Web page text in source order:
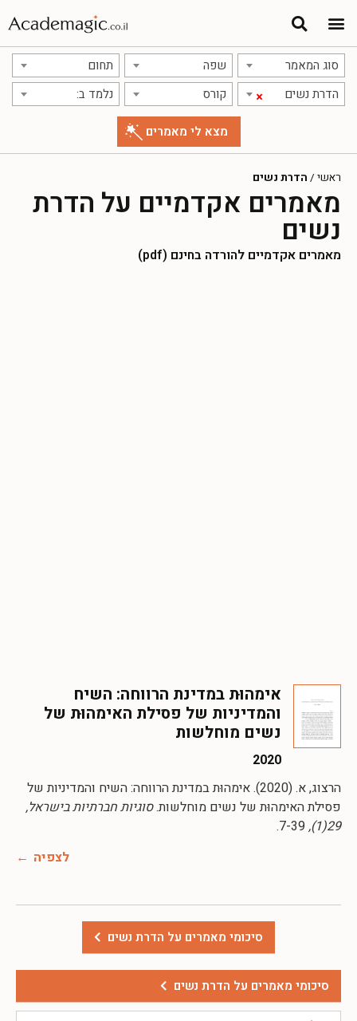
סוג המאמר שפה תחום
× הדרת נשים קורס נלמד ב:
סיכומי מאמרים על הדרת נשים
ראשי / הדרת נשים
מאמרים אקדמיים על הדרת
נשים
מאמרים אקדמיים להורדה בחינם (pdf)
אימהוּת במדינת הרווחה: השיח
והמדיניות של פסילת האימהוּת של
נשים מוחלשות
2020
הרצוג, א. (2020). אימהוּת במדינת הרווחה: השיח והמדיניות של
פסילת האימהוּת של נשים מוחלשות.סוגיות חברתיות בישראל,
29(1),
לצפיה
סיכומי מאמרים על הדרת נשים